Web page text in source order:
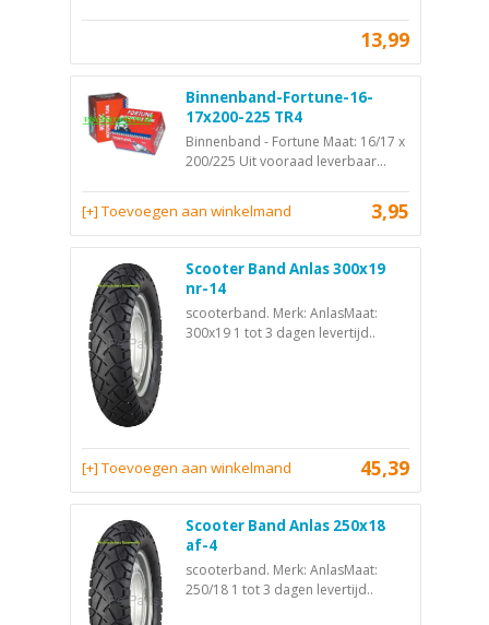
13,99
Binnenband-Fortune-16-
17x200-225 TR4
Binnenband - Fortune Maat: 16/17 x
200/225 Uit vooraad leverbaar...
3,95
[+] Toevoegen aan winkelmand
Scooter Band Anlas 300x19
nr-14
scooterband. Merk: AnlasMaat:
300x19 1 tot 3 dagen levertijd..
45,39
[+] Toevoegen aan winkelmand
Scooter Band Anlas 250x18
af-4
scooterband. Merk: AnlasMaat:
250/18 1 tot 3 dagen levertijd..